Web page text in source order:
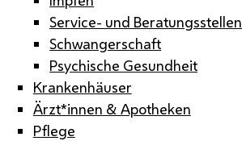
Service- und Beratungsstellen
Schwangerschaft
Psychische Gesundheit
Krankenhäuser
Ärzt*innen & Apotheken
Pflege